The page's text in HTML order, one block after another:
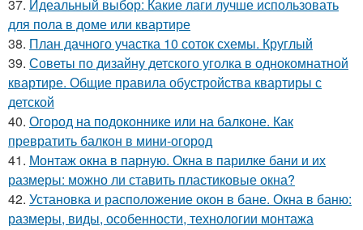
37. Идеальный выбор: Какие лаги лучше использовать
для пола в доме или квартире
38. План дачного участка 10 соток схемы. Круглый
39. Советы по дизайну детского уголка в однокомнатной
квартире. Общие правила обустройства квартиры с
детской
40. Огород на подоконнике или на балконе. Как
превратить балкон в мини-огород
41. Монтаж окна в парную. Окна в парилке бани и их
размеры: можно ли ставить пластиковые окна?
42. Установка и расположение окон в бане. Окна в баню:
размеры, виды, особенности, технологии монтажа